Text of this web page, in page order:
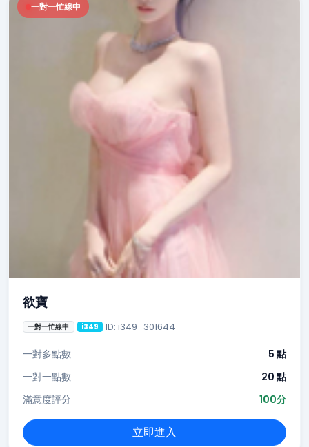
一對一忙線中
欲寶
一對一忙線中 i349 ID: i349_301644
一對多點數
5 點
一對一點數
20 點
滿意度評分
100分
立即進入